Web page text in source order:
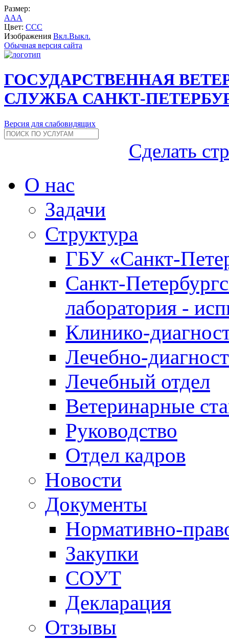
Размер:
AAA
Цвет: CCC
Изображения Вкл.Выкл.
Обычная версия сайта
ГОСУДАРСТВЕННАЯ
СЛУЖБА САНКТ-
Версия для слабовидящих
Сделать
О нас
Задачи
Структура
ГБУ «Санкт-
Санкт-
лаборатория -
Клинико-
Лечебно-
Лечебный отдел
Ветеринарные
Руководство
Отдел кадров
Новости
Документы
Нормативно-
Закупки
СОУТ
Декларация
Отзывы